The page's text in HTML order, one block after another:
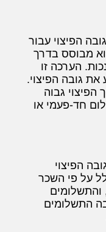
הפיצוי עבור
מבוסס בדרך
הערכה זו
גובה הפיצוי.
הפיצוי גבוה
חד-פעמי או
הפיצוי
על פי השכר
התשלומים